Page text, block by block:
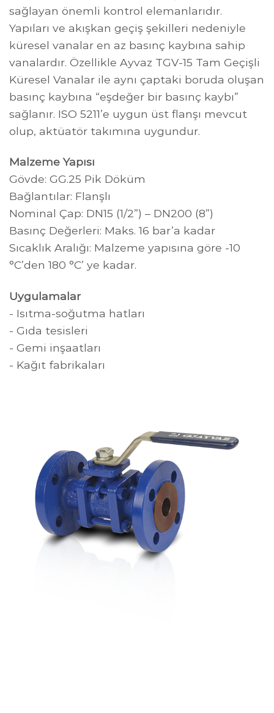
sağlayan önemli kontrol elemanlarıdır.
Yapıları ve akışkan geçiş şekilleri nedeniyle
küresel vanalar en az basınç kaybına sahip
vanalardır. Özellikle Ayvaz TGV-15 Tam Geçişli
Küresel Vanalar ile aynı çaptaki boruda oluşan
basınç kaybına “eşdeğer bir basınç kaybı”
sağlanır. ISO 5211’e uygun üst flanşı mevcut
olup, aktüatör takımına uygundur.
Malzeme Yapısı
Gövde: GG.25 Pik Döküm
Bağlantılar: Flanşlı
Nominal Çap: DN15 (1/2”) – DN200 (8”)
Basınç Değerleri: Maks. 16 bar’a kadar
Sıcaklık Aralığı: Malzeme yapısına göre -10
°C’den 180 °C’ ye kadar.
Uygulamalar
- Isıtma-soğutma hatları
- Gıda tesisleri
- Gemi inşaatları
- Kağıt fabrikaları